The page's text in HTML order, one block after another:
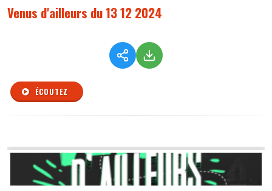
Venus d'ailleurs du 13 12 2024
ÉCOUTEZ